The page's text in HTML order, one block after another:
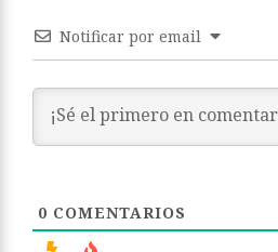
Notificar por email
0 COMENTARIOS